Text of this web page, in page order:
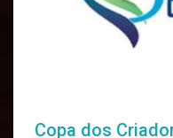
Copa dos